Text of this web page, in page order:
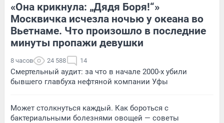
«Она крикнула: „Дядя Боря!“»
Москвичка исчезла ночью у океана во
Вьетнаме. Что произошло в последние
минуты пропажи девушки
8 часов 24 588 14
Смертельный аудит: за что в начале 2000-х убили
бывшего главбуха нефтяной компании Уфы
Может столкнуться каждый. Как бороться с
бактериальными болезнями овощей — советы